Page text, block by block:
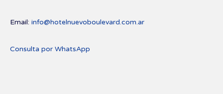
Email: info@hotelnuevoboulevard.com.ar
Consulta por WhatsApp